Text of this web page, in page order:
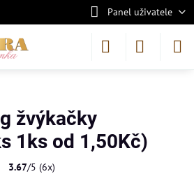
Panel uživatele
žvýkačky
1ks od 1,50Kč)
3.67/5 (6x)